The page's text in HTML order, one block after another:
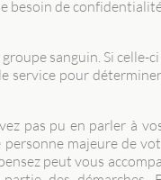
besoin de
sanguin. Si celle-
service pour
pas pu en parler à
majeure de
peut vous